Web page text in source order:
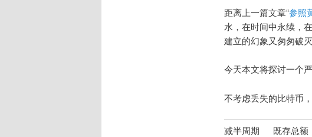
距离上一篇文章“参照
水，在时间中永续，
建立的幻象又匆匆破
今天本文将探讨一个
不考虑丢失的比特币
减半周期 既存总额